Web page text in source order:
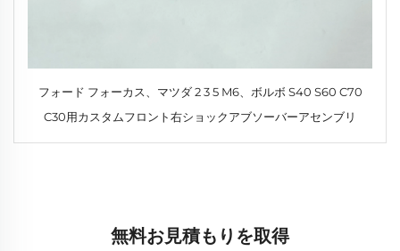
フォード フォーカス、マツダ 2 3 5 M6、ボルボ S40 S60 C70
C30用カスタムフロント右ショックアブソーバーアセンブリ
無料お見積もりを取得